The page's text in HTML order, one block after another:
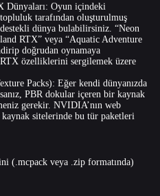
Dünyaları: Oyun içindeki
tarafından oluşturulmuş
dünya bulabilirsiniz. “Neon
RTX” veya “Aquatic Adventure
doğrudan oynamaya
özelliklerini sergilemek üzere
Packs): Eğer kendi dünyanızda
PBR dokular içeren bir kaynak
gerekir. NVIDIA’nın web
sitelerinde bu tür paketleri
(.mcpack veya .zip formatında)